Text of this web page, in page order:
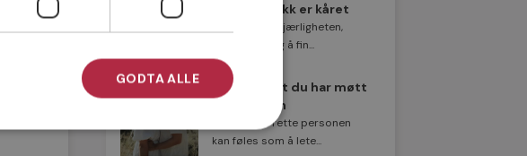
sjekkereplikk er kåret
På jakt etter kjærligheten,
men vanskelig å fin...
8 tegn på at du har møtt
rett person
Å finne den rette personen
kan føles som å lete...
GODTA ALLE